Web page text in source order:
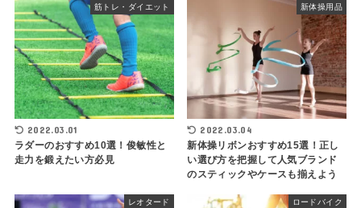
筋トレ・ダイエット
2022.03.01
ラダーのおすすめ10選！俊敏性と
走力を鍛えたい方必見
新体操用品
2022.03.04
新体操リボンおすすめ15選！正し
い選び方を把握して人気ブランド
のスティックやケースも揃えよう
レオタード ロードバイク